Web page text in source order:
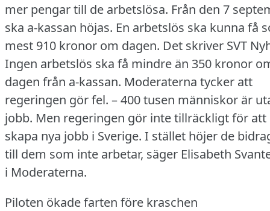
mer pengar till de arbetslösa. Från den 7
ska a-kassan höjas. En arbetslös ska kunna få
mest 910 kronor om dagen. Det skriver SVT
Ingen arbetslös ska få mindre än 350 kronor
dagen från a-kassan. Moderaterna tycker att
regeringen gör fel. – 400 tusen människor är
jobb. Men regeringen gör inte tillräckligt för att
skapa nya jobb i Sverige. I stället höjer de
till dem som inte arbetar, säger Elisabeth
i Moderaterna.
Piloten ökade farten före kraschen